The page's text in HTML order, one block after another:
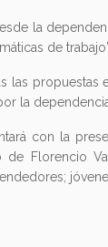
la
de
las
la dependencia
con la
Florencio